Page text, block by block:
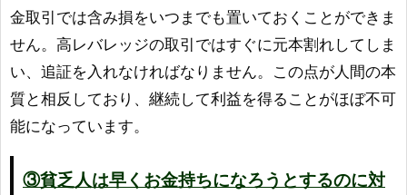
金取引では含み損をいつまでも置いておくことができま
せん。高レバレッジの取引ではすぐに元本割れしてしま
い、追証を入れなければなりません。この点が人間の本
質と相反しており、継続して利益を得ることがほぼ不可
能になっています。
③貧乏人は早くお金持ちになろうとするのに対